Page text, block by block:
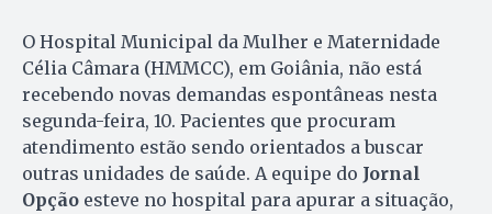
O Hospital Municipal da Mulher e Maternidade
Célia Câmara (HMMCC), em Goiânia, não está
recebendo novas demandas espontâneas nesta
segunda-feira, 10. Pacientes que procuram
atendimento estão sendo orientados a buscar
outras unidades de saúde. A equipe do Jornal
Opção esteve no hospital para apurar a situação,